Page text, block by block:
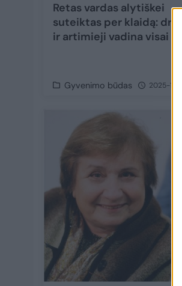
Retas vardas alytiškei
suteiktas per klaidą:
ir artimieji vadina visai
Gyvenimo būdas 2025-12-